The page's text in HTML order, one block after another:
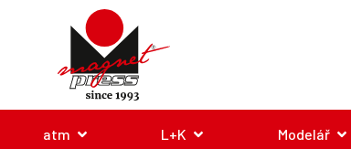
atm L+K Modelář